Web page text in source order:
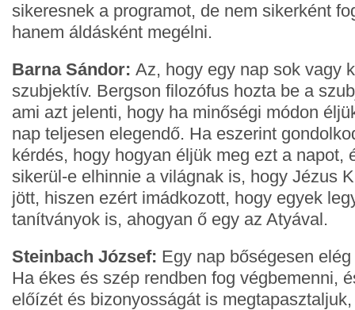
sikeresnek a programot, de nem sikerként
hanem áldásként megélni.
Barna Sándor: Az, hogy egy nap sok vagy
szubjektív. Bergson filozófus hozta be a
ami azt jelenti, hogy ha minőségi módon
nap teljesen elegendő. Ha eszerint
kérdés, hogy hogyan éljük meg ezt a napot,
sikerül-e elhinnie a világnak is, hogy Jézus
jött, hiszen ezért imádkozott, hogy egyek
tanítványok is, ahogyan ő egy az Atyával.
Steinbach József: Egy nap bőségesen
Ha ékes és szép rendben fog végbemenni,
előízét és bizonyosságát is